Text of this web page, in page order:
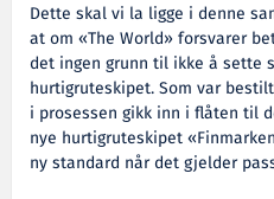
Dette skal vi la ligge i denne
at om «The World» forsvarer
det ingen grunn til ikke å sette
hurtigruteskipet. Som var
i prosessen gikk inn i flåten til
nye hurtigruteskipet
ny standard når det gjelder